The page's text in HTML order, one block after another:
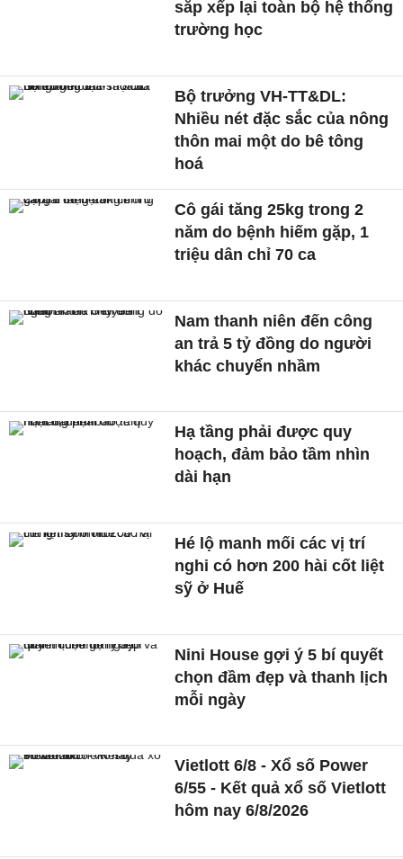
sắp xếp lại toàn bộ hệ thống
trường học
Bộ trưởng VH-TT&DL:
Nhiều nét đặc sắc của nông
thôn mai một do bê tông
hoá
Cô gái tăng 25kg trong 2
năm do bệnh hiếm gặp, 1
triệu dân chỉ 70 ca
Nam thanh niên đến công
an trả 5 tỷ đồng do người
khác chuyển nhầm
Hạ tầng phải được quy
hoạch, đảm bảo tầm nhìn
dài hạn
Hé lộ manh mối các vị trí
nghi có hơn 200 hài cốt liệt
sỹ ở Huế
Nini House gợi ý 5 bí quyết
chọn đầm đẹp và thanh lịch
mỗi ngày
Vietlott 6/8 - Xổ số Power
6/55 - Kết quả xổ số Vietlott
hôm nay 6/8/2026